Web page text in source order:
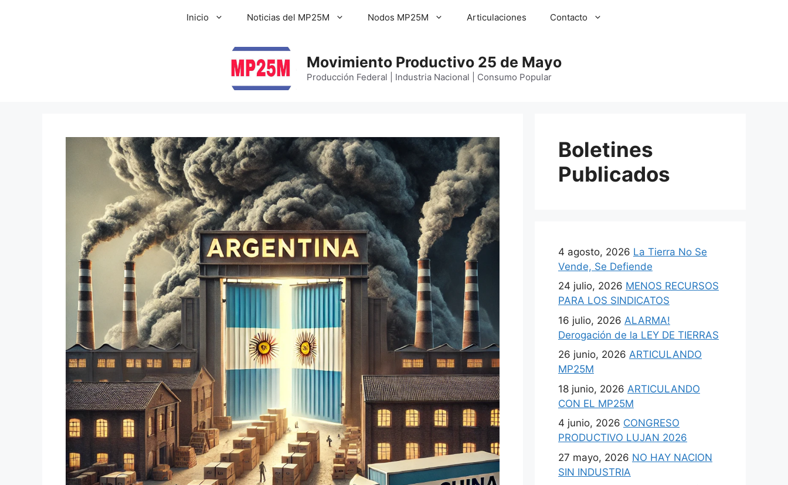
Inicio Noticias del MP25M Nodos MP25M Articulaciones Contacto
Movimiento Productivo 25 de Mayo
Producción Federal | Industria Nacional | Consumo Popular
Boletines
Publicados
4 agosto, 2026 La Tierra No Se
Vende, Se Defiende
24 julio, 2026 MENOS RECURSOS
PARA LOS SINDICATOS
16 julio, 2026 ALARMA!
Derogación de la LEY DE TIERRAS
26 junio, 2026 ARTICULANDO
MP25M
18 junio, 2026 ARTICULANDO
CON EL MP25M
4 junio, 2026 CONGRESO
PRODUCTIVO LUJAN 2026
27 mayo, 2026 NO HAY NACION
SIN INDUSTRIA